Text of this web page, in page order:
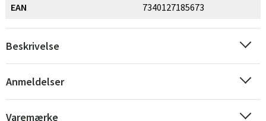
EAN
7340127185673
Beskrivelse
Anmeldelser
Varemærke